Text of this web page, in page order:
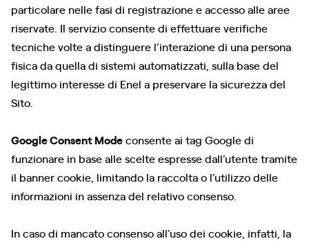
particolare nelle fasi di registrazione e accesso alle aree
riservate. Il servizio consente di effettuare verifiche
tecniche volte a distinguere l’interazione di una persona
fisica da quella di sistemi automatizzati, sulla base del
legittimo interesse di Enel a preservare la sicurezza del
Sito.
Google Consent Modeconsente ai tag Google di
funzionare in base alle scelte espresse dall’utente tramite
il banner cookie, limitando la raccolta o l’utilizzo delle
informazioni in assenza del relativo consenso.
In caso di mancato consenso all’uso dei cookie, infatti, la